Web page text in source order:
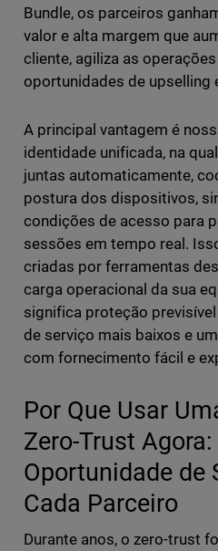
Bundle, os parceiros
valor e alta margem que
cliente, agiliza as
oportunidades de upselling
A principal vantagem é
identidade unificada, na
juntas automaticamente,
postura dos dispositivos,
condições de acesso para
sessões em tempo real.
criadas por ferramentas
carga operacional da sua
significa proteção
de serviço mais baixos e
com fornecimento fácil e
Por Que Usar
Zero-Trust
Oportunidade de
Cada Parceiro
Durante anos, o zero-trust